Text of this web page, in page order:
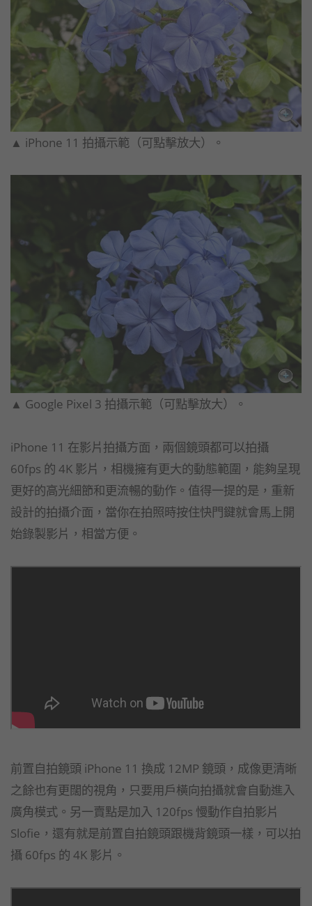
▲ iPhone 11 拍攝示範（可點擊放大）。
▲ Google Pixel 3 拍攝示範（可點擊放大）。
iPhone 11 在影片拍攝方面，兩個鏡頭都可以拍攝
60fps 的 4K 影片，相機擁有更大的動態範圍，能夠呈現
更好的高光細節和更流暢的動作。值得一提的是，重新
設計的拍攝介面，當你在拍照時按住快門鍵就會馬上開
始錄製影片，相當方便。
前置自拍鏡頭 iPhone 11 換成 12MP 鏡頭，成像更清晰
之餘也有更闊的視角，只要用戶橫向拍攝就會自動進入
廣角模式。另一賣點是加入 120fps 慢動作自拍影片
Slofie，還有就是前置自拍鏡頭跟機背鏡頭一樣，可以拍
攝 60fps 的 4K 影片。